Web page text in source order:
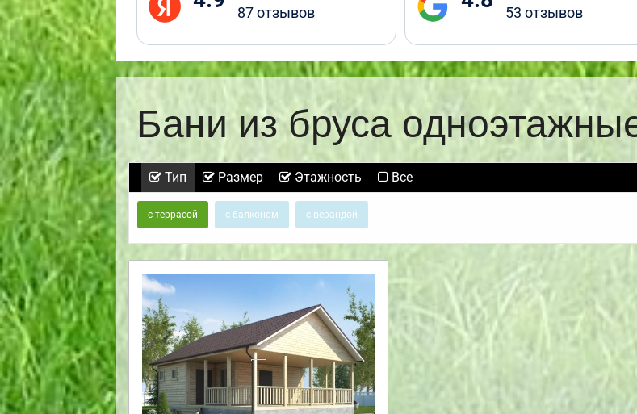
87отзывов 53 отзывов
Бани из бруса
Тип Размер Этажность Все
с террасой с балконом с верандой